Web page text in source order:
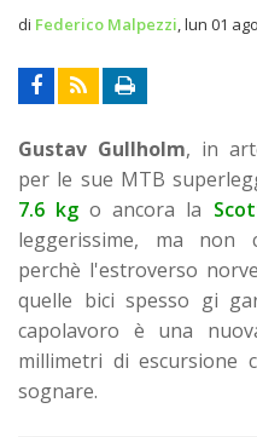
di Federico Malpezzi lun 01
Gustav Gullholm, in
per le sue MTB
7.6 kg o ancora la
leggerissime, ma non
perchè l'estroverso
quelle bici spesso gi
capolavoro è una
millimetri di escursione
sognare.